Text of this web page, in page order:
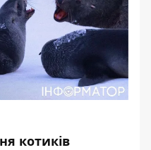
котиків